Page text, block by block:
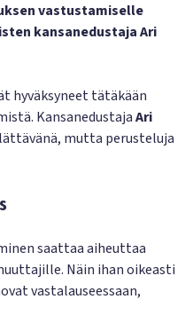
vastustamiselle
kansanedustaja Ari
hyväksyneet tätäkään
KansanedustajaAri
mutta perusteluja
saattaa aiheuttaa
Näin ihan oikeasti
vastalauseessaan,